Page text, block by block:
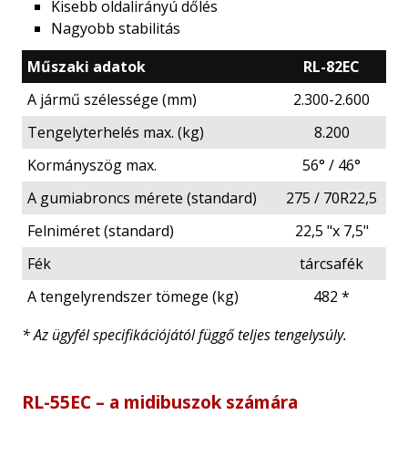
Kisebb oldalirányú dőlés
Nagyobb stabilitás
Műszaki adatok
RL-82EC
A jármű szélessége (mm)
2.300-2.600
Tengelyterhelés max. (kg)
8.200
Kormányszög max.
56° / 46°
A gumiabroncs mérete (standard)
275 / 70R22,5
Felniméret (standard)
22,5 "x 7,5"
Fék
tárcsafék
A tengelyrendszer tömege (kg)
482 *
* Az ügyfél specifikációjától függő teljes tengelysúly.
RL-55EC – a midibuszok számára